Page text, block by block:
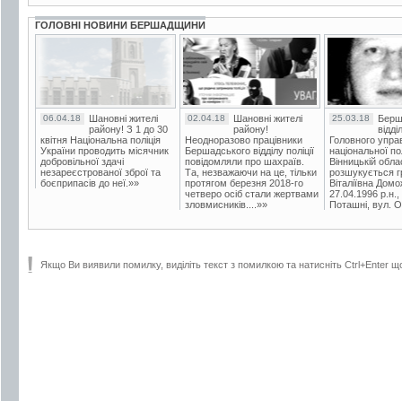
ГОЛОВНІ НОВИНИ БЕРШАДЩИНИ
06.04.18
Шановні жителі
району! З 1 до 30
квітня Національна поліція
України проводить місячник
добровільної здачі
незареєстрованої зброї та
боєприпасів до неї.»»
02.04.18
Шановні жителі
району!
Неодноразово працівники
Бершадського відділу поліції
повідомляли про шахраїв.
Та, незважаючи на це, тільки
протягом березня 2018-го
четверо осіб стали жертвами
зловмисників....»»
25.03.18
Головного
національної
Вінницькій
розшукується
Віталіївна
27.04.1996 р.н.,
Поташні, вул.
Якщо Ви виявили помилку, виділіть текст з помилкою та натисніть Ctrl+Enter